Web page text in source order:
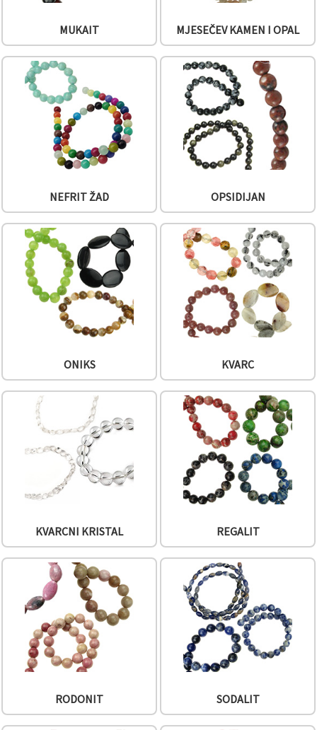
MUKAIT MJESEČEV KAMEN I OPAL
NEFRIT ŽAD OPSIDIJAN
ONIKS KVARC
KVARCNI KRISTAL REGALIT
RODONIT SODALIT